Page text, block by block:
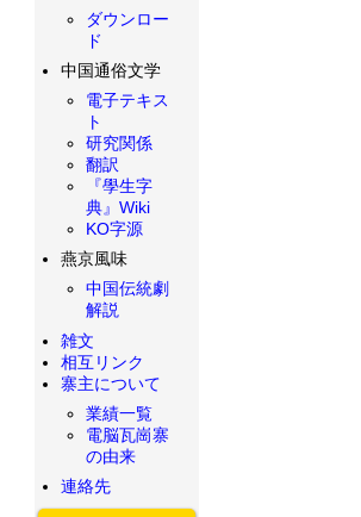
ダウンロー
ド
中国通俗文学
電子テキス
ト
研究関係
翻訳
『學生字
典』Wiki
KO字源
燕京風味
中国伝統劇
解説
雑文
相互リンク
寨主について
業績一覧
電脳瓦崗寨
の由来
連絡先